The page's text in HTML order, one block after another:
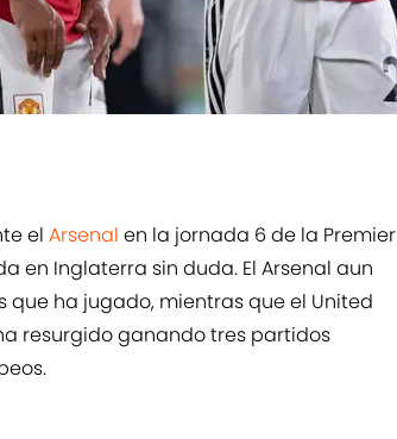
el Arsenal en la jornada 6 de la Premier
en Inglaterra sin duda. El Arsenal aun
ha jugado, mientras que el United
resurgido ganando tres partidos